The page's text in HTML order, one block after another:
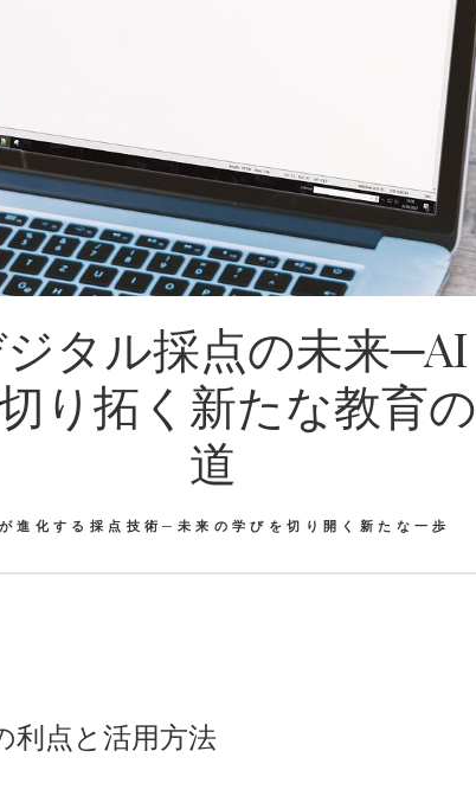
タル採点の未来─AI
り拓く新たな教育の
道
進化する採点技術─未来の学びを切り開く新たな一歩
利点と活用方法